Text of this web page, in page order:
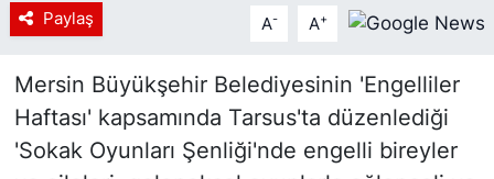
Paylaş A- A+
Mersin Büyükşehir Belediyesinin 'Engelliler
Haftası' kapsamında Tarsus'ta düzenlediği
'Sokak Oyunları Şenliği'nde engelli bireyler